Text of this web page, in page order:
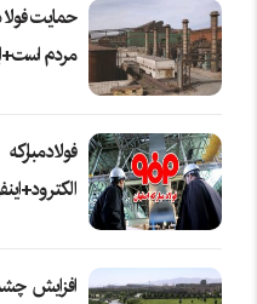
حمایت
مردم
افزایش